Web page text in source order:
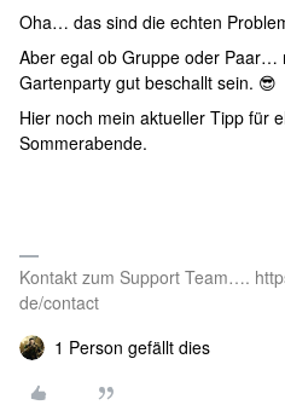
Oha… das sind die echten
Aber egal ob Gruppe oder Paar…
Gartenparty gut beschallt sein. 😎
Hier noch mein aktueller Tipp für
Sommerabende.
Kontakt zum Support Team….
de/contact
1 Person gefällt dies